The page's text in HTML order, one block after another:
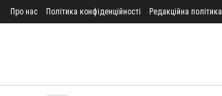
Про нас Політика конфіденційності Редакційна політика